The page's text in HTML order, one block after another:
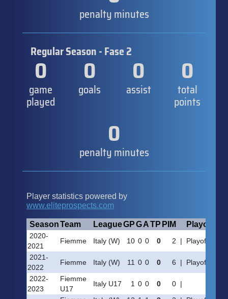
penalty minutes
Regular Season - Fase 2
0
game
played
0
goals
0
assist
0
total
points
0
penalty minutes